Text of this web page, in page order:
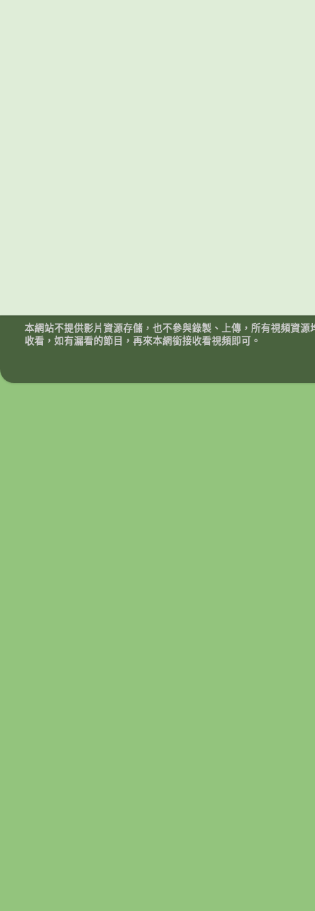
本網站不提供影片資源存儲，也不參與錄製、上傳，所有視頻資
收看，如有漏看的節目，再來本網銜接收看視頻即可。